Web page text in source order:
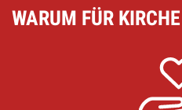
WARUM FÜR